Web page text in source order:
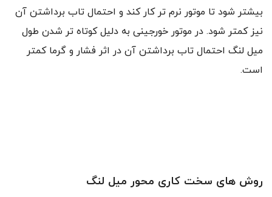
بیشتر شود تا موتور نرم تر کار کند و احتمال تاب برداشتن آن
نیز کمتر شود. در موتور خورجینی به دلیل کوتاه تر شدن طول
میل لنگ احتمال تاب برداشتن آن در اثر فشار و گرما کمتر
است.
روش های سخت کاری محور میل لنگ